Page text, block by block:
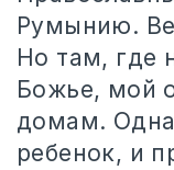
Румынию.
Но там, где
Божье, мой
домам.
ребенок, и